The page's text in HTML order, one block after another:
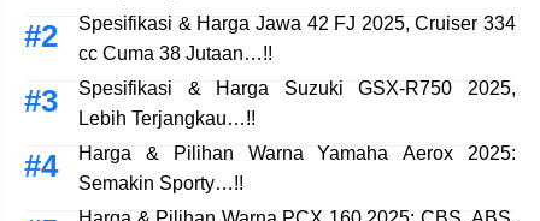
Spesifikasi & Harga Jawa 42 FJ 2025, Cruiser 334
cc Cuma 38 Jutaan…!!
Spesifikasi & Harga Suzuki GSX-R750 2025,
Lebih Terjangkau…!!
Harga & Pilihan Warna Yamaha Aerox 2025:
Semakin Sporty…!!